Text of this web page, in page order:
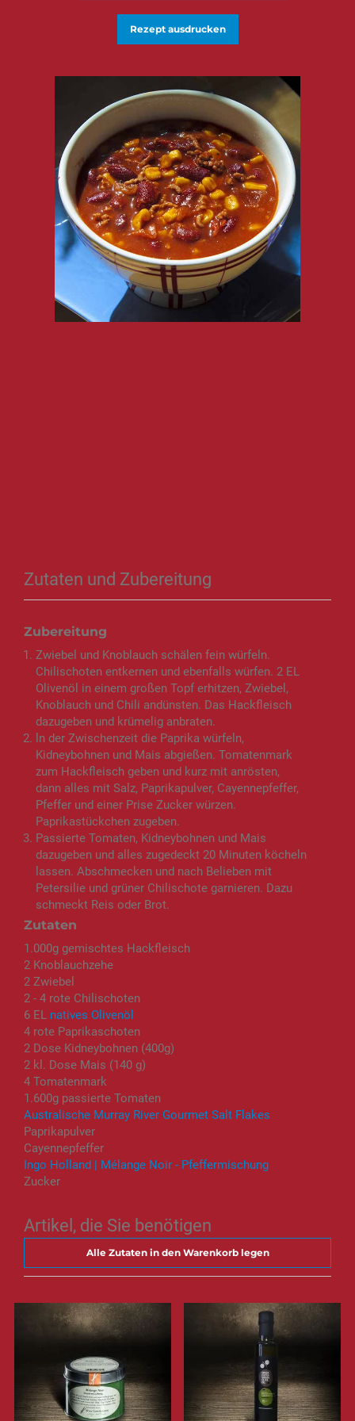
Rezept ausdrucken
Zutaten und Zubereitung
Zutaten
1.000g gemischtes Hackfleisch
2 Knoblauchzehe
2 Zwiebel
2 - 4 rote Chilischoten
6 EL natives Olivenöl
4 rote Paprikaschoten
2 Dose Kidneybohnen (400g)
2 kl. Dose Mais (140 g)
4 Tomatenmark
1.600g passierte Tomaten
Australische Murray River Gourmet Salt Flakes
Paprikapulver
Cayennepfeffer
Ingo Holland | Mélange Noir - Pfeffermischung
Zucker
Zubereitung
Zwiebel und Knoblauch schälen fein würfeln.
Chilischoten entkernen und ebenfalls würfen. 2 EL
Olivenöl in einem großen Topf erhitzen, Zwiebel,
Knoblauch und Chili andünsten. Das Hackfleisch
dazugeben und krümelig anbraten.
ln der Zwischenzeit die Paprika würfeln,
Kidneybohnen und Mais abgießen. Tomatenmark
zum Hackfleisch geben und kurz mit anrösten,
dann alles mit Salz, Paprikapulver, Cayennepfeffer,
Pfeffer und einer Prise Zucker würzen.
Paprikastückchen zugeben.
Passierte Tomaten, Kidneybohnen und Mais
dazugeben und alles zugedeckt 20 Minuten köcheln
lassen. Abschmecken und nach Belieben mit
Petersilie und grüner Chilischote garnieren. Dazu
schmeckt Reis oder Brot.
Artikel, die Sie benötigen
Alle Zutaten in den Warenkorb legen